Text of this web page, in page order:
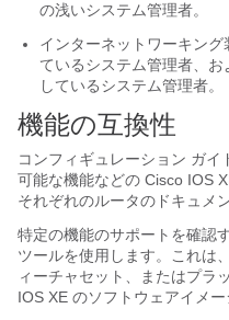
の浅いシステム管理者。
インターネットワーキン
ているシステム管理者、
しているシステム管理者。
機能の互換性
コンフィギュレーション ガイ
可能な機能などの Cisco IOS
それぞれのルータのドキュメ
特定の機能のサポートを確認
ツールを使用します。これは
ィーチャセット、またはプラ
IOS XE のソフトウェアイメ